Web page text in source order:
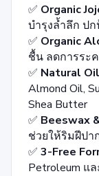
✅ Organic
บำรุงล้ำลึก ป
✅ Organic
ชื้น ลดการระ
✅ Natural
Almond Oil,
Shea Butter
✅ Beeswax
ช่วยให้ริมฝีปา
✅ 3-Free
Petroleum แ